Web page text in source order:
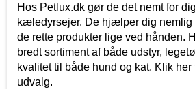
Hos Petlux.dk gør de det nemt for
kæledyrsejer. De hjælper dig nemlig
de rette produkter lige ved hånden.
bredt sortiment af både udstyr,
kvalitet til både hund og kat. Klik her
udvalg.